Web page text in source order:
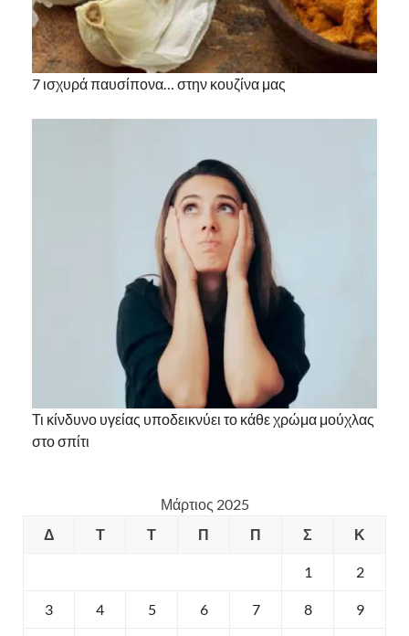
7 ισχυρά παυσίπονα… στην κουζίνα μας
Τι κίνδυνο υγείας υποδεικνύει το κάθε χρώμα μούχλας
στο σπίτι
Μάρτιος 2025
Δ
Τ Τ Π Π Σ Κ
1 2
3 4 5 6 7 8 9